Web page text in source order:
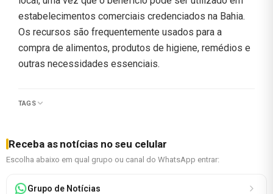
estabelecimentos comerciais credenciados na Bahia.
Os recursos são frequentemente usados para a
compra de alimentos, produtos de higiene, remédios e
outras necessidades essenciais.
TAGS
Receba as notícias no seu celular
Escolha abaixo em qual grupo ou canal do WhatsApp entrar:
Grupo de Notícias